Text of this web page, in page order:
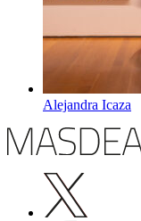
Alejandra Icaza